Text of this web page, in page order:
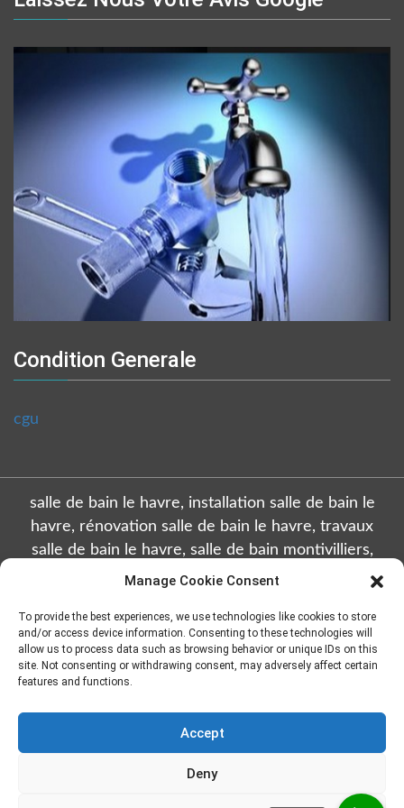
Manage Cookie Consent
To provide the best experiences, we use technologies like cookies to store
and/or access device information. Consenting to these technologies will
allow us to process data such as browsing behavior or unique IDs on this
site. Not consenting or withdrawing consent, may adversely affect certain
features and functions.
Accept
Deny
Condition Generale
cgu
salle de bain le havre, installation salle de bain le
havre, rénovation salle de bain le havre, travaux
salle de bain le havre, salle de bain montivilliers,
installation salle de bain montivilliers, rénovation
montivilliers, salle de bain octeville, installation salle
de bain octeville, rénovation salle de bain octeville,
travaux salle de bain octeville, salle de bain sainte
adresse, installation salle de bain sainte adresse,
rénovation salle de bain sainte adresse, travaux salle
de bain sainte adresse, salle de bain gonfreville
rénovation salle de bain gonfreville l'orcher, travaux
en naviguant sur ce site vous acceptez que nous collectons